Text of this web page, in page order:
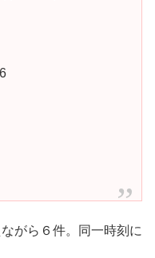
がら６件。同一時刻に